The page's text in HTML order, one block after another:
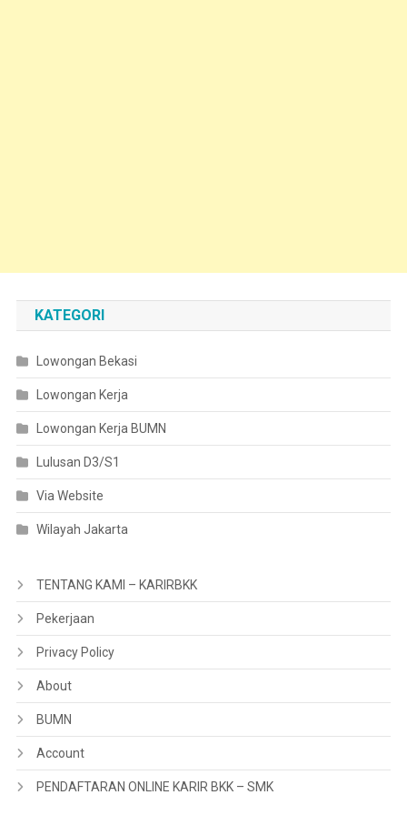
KATEGORI
Lowongan Bekasi
Lowongan Kerja
Lowongan Kerja BUMN
Lulusan D3/S1
Via Website
Wilayah Jakarta
TENTANG KAMI – KARIRBKK
Pekerjaan
Privacy Policy
About
BUMN
Account
PENDAFTARAN ONLINE KARIR BKK – SMK